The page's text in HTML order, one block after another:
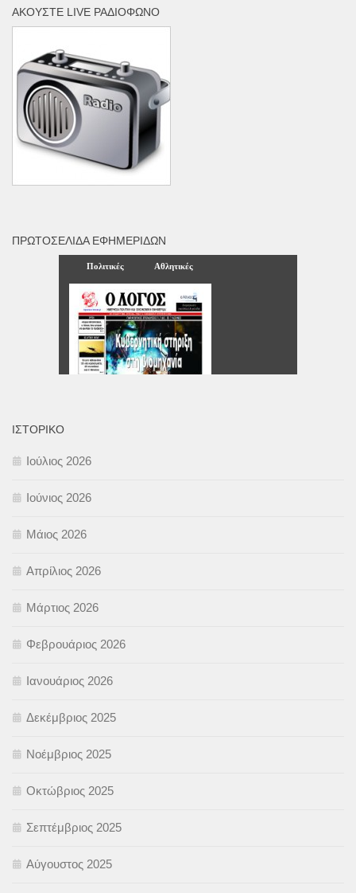
ΑΚΟΎΣΤΕ LIVE ΡΑΔΙΌΦΩΝΟ
ΠΡΩΤΟΣΈΛΙΔΑ ΕΦΗΜΕΡΊΔΩΝ
ΙΣΤΟΡΙΚΌ
Ιούλιος 2026
Ιούνιος 2026
Μάιος 2026
Απρίλιος 2026
Μάρτιος 2026
Φεβρουάριος 2026
Ιανουάριος 2026
Δεκέμβριος 2025
Νοέμβριος 2025
Οκτώβριος 2025
Σεπτέμβριος 2025
Αύγουστος 2025